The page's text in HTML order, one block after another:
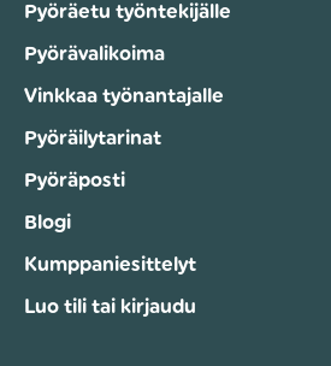
Pyöräetu työntekijälle
Pyörävalikoima
Vinkkaa työnantajalle
Pyöräilytarinat
Pyöräposti
Blogi
Kumppaniesittelyt
Luo tili tai kirjaudu